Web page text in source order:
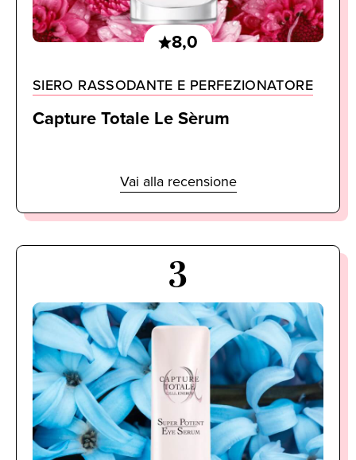
8,0
SIERO RASSODANTE E PERFEZIONATORE
Capture Totale Le Sèrum
Vai alla recensione
3